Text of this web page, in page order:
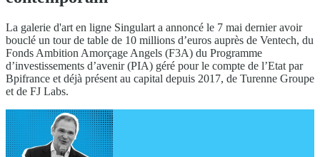
La galerie d'art en ligne Singulart a annoncé le 7 mai dernier avoir
bouclé un tour de table de 10 millions d’euros auprès de Ventech, du
Fonds Ambition Amorçage Angels (F3A) du Programme
d’investissements d’avenir (PIA) géré pour le compte de l’Etat par
Bpifrance et déjà présent au capital depuis 2017, de Turenne Groupe
et de FJ Labs.